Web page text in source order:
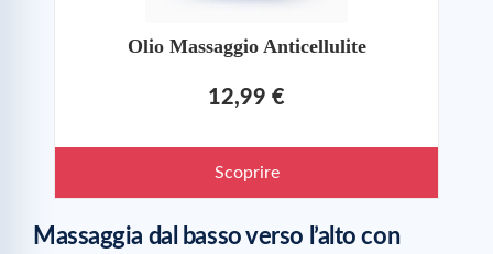
Olio Massaggio Anticellulite
12,99 €
Scoprire
Massaggia dal basso verso l’alto con